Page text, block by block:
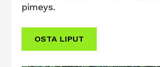
pimeys.
OSTA LIPUT